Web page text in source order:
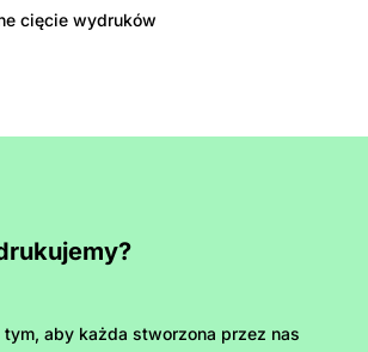
cięcie wydruków
tym, aby każda stworzona przez nas